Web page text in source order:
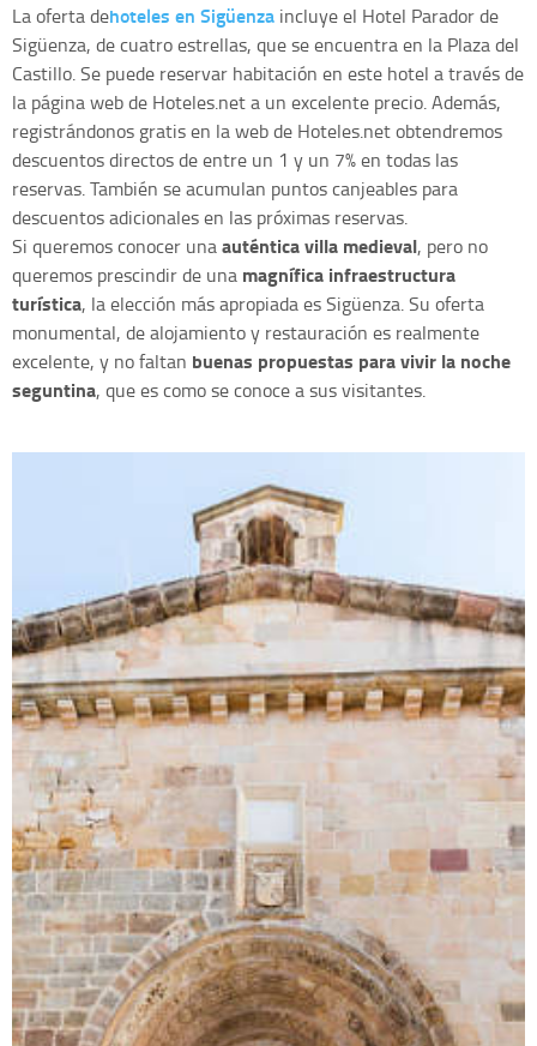
La oferta dehoteles en Sigüenza incluye el Hotel Parador de
Sigüenza, de cuatro estrellas, que se encuentra en la Plaza del
Castillo. Se puede reservar habitación en este hotel a través de
la página web de Hoteles.net a un excelente precio. Además,
registrándonos gratis en la web de Hoteles.net obtendremos
descuentos directos de entre un 1 y un 7% en todas las
reservas. También se acumulan puntos canjeables para
descuentos adicionales en las próximas reservas.
Si queremos conocer unaauténtica villa medieval, pero no
queremos prescindir de una magnífica infraestructura
turística, la elección más apropiada es Sigüenza. Su oferta
monumental, de alojamiento y restauración es realmente
excelente, y no faltan buenas propuestas para vivir la noche
seguntina, que es como se conoce a sus visitantes.